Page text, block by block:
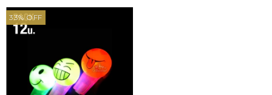
33% OFF